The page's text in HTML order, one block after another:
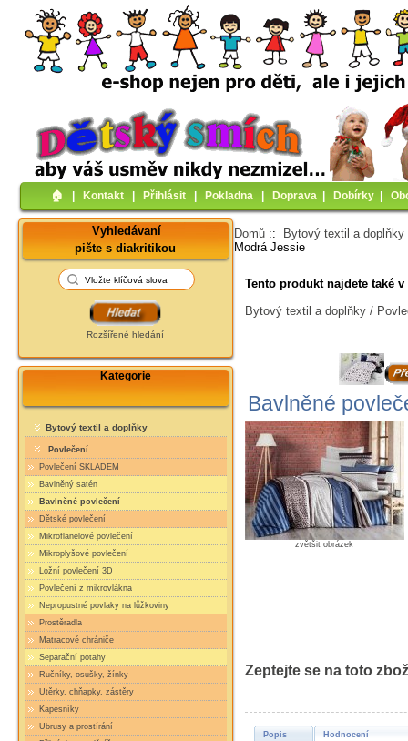
🏠︎ Kontakt Přihlásit Pokladna Doprava Dobírky
Vyhledávaní
pište s diakritikou
Rozšířené hledání
Kategorie
Bytový textil a doplňky
Povlečení
Povlečení SKLADEM
Bavlněný satén
Bavlněné povlečení
Dětské povlečení
Mikroflanelové povlečení
Mikroplyšové povlečení
Ložní povlečení 3D
Povlečení z mikrovlákna
Nepropustné povlaky na lůžkoviny
Prostěradla
Matracové chrániče
Separační potahy
Ručníky, osušky, žínky
Utěrky, chňapky, zástěry
Kapesníky
Ubrusy a prostírání
Domů :: Bytový textil a doplňky
Modrá Jessie
Tento produkt najdete také
Bytový textil a doplňky /
Bavlněné
zvětšit obrázek
Zeptejte se na toto
Popis Hodnocení